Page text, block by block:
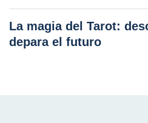
La magia del Tarot:
depara el futuro